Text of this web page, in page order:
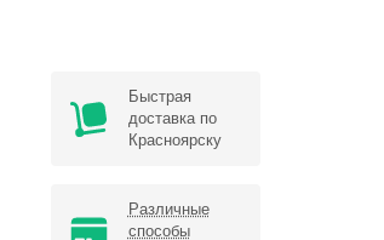
Быстрая
доставка по
Красноярску
Различные
способы